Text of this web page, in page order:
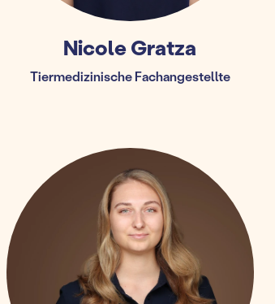
Nicole Gratza
Tiermedizinische Fachangestellte